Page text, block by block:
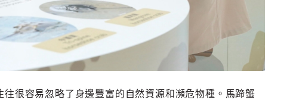
很容易忽略了身邊豐富的自然資源和瀕危物種。馬蹄蟹